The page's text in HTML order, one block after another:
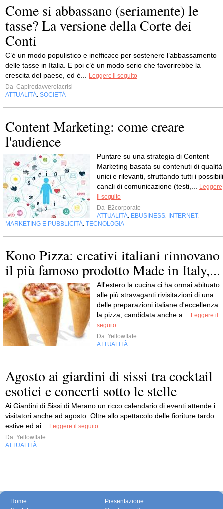
Come si abbassano (seriamente) le
tasse? La versione della Corte dei
Conti
C’è un modo populistico e inefficace per sostenere l’abbassamento
delle tasse in Italia. E poi c’è un modo serio che favorirebbe la
crescita del paese, ed è...
Leggere il seguito
Da Capiredavverolacrisi
ATTUALITÀ SOCIETÀ
Content Marketing: come creare
l'audience
Puntare su una strategia di Content
Marketing basata su contenuti di
unici e rilevanti, sfruttando tutti i possibili
canali di comunicazione (testi,...
Leggere
il seguito
Da B2corporate
ATTUALITÀ EBUSINESS INTERNET
MARKETING E PUBBLICITÀ TECNOLOGIA
Kono Pizza: creativi italiani rinnovano
il più famoso prodotto Made in Italy,...
All'estero la cucina ci ha ormai abituato
alle più stravaganti rivisitazioni di una
delle preparazioni italiane d'eccellenza:
la pizza, candidata anche a...
Leggere il
seguito
Da Yellowflate
ATTUALITÀ
Agosto ai giardini di sissi tra cocktail
esotici e concerti sotto le stelle
Ai Giardini di Sissi di Merano un ricco calendario di eventi attende i
visitatori anche ad agosto. Oltre allo spettacolo delle fioriture tardo
estive ed ai...
Leggere il seguito
Da Yellowflate
ATTUALITÀ
Home
Presentazione